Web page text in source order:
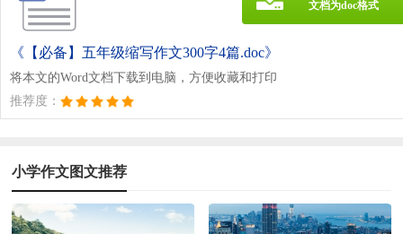
《【必备】五年级缩写作文300字4篇.doc》
将本文的Word文档下载到电脑，方便收藏和打印
推荐度：
文档为doc格式
小学作文图文推荐